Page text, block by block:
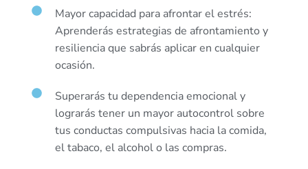
Mayor capacidad para afrontar el estrés:
Aprenderás estrategias de afrontamiento y
resiliencia que sabrás aplicar en cualquier
ocasión.
Superarás tu dependencia emocional y
lograrás tener un mayor autocontrol sobre
tus conductas compulsivas hacia la comida,
el tabaco, el alcohol o las compras.